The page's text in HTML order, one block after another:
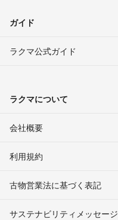
ガイド
ラクマ公式ガイド
ラクマについて
会社概要
利用規約
古物営業法に基づく表記
サステナビリティメッセージ